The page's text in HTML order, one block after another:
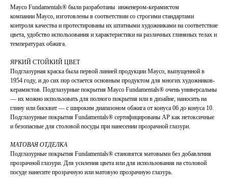
Mayco Fundamentals® были разработаны инженером-керамистом
компании Mayco, изготовлены в соответствии со строгими стандартами
контроля качества и протестированы их штатными художниками на соответствие
цвета, удобство использования и характеристики на различных глиняных телах и
температурах обжига.
ЯРКИЙ СТОЙКИЙ ЦВЕТ
Подглазурная краска была первой линией продукции Mayco, выпущенной в
1954 году, и до сих пор остается основным продуктом для многих художников-
керамистов. Подглазурные покрытия Mayco Fundamentals® очень универсальны
— их можно использовать для полного покрытия или в дизайне, наносить на
глину или бисквит — с широким диапазоном обжига от конуса 06 до конуса 10.
Подглазурные покрытия Fundamentals® сертифицированы AP как нетоксичные
и безопасные для столовой посуды при нанесении прозрачной глазури.
МАТОВАЯ ОТДЕЛКА
Подглазурные покрытия Fundamentals® становятся матовыми без добавления
прозрачной глазури. Для усиления цвета или для использования на столовой
посуде нанесите прозрачную или матовую прозрачную глазурь.